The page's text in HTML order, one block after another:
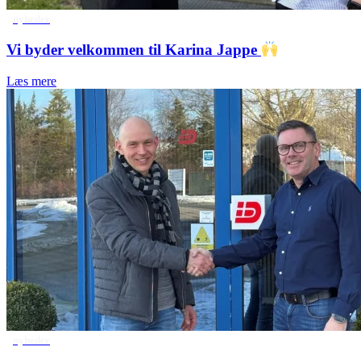
Vi byder velkommen til Karina Jappe
Læs mere